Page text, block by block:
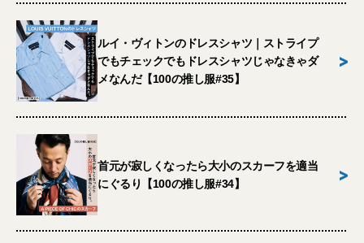
ルイ・ヴィトンのドレスシャツ｜ストライプ
でもチェックでもドレスシャツじゃなきゃダ
メなんだ【100の推し服#35】
>
首元が寂しくなったら大小のスカーフを適当
にぐるり【100の推し服#34】
>